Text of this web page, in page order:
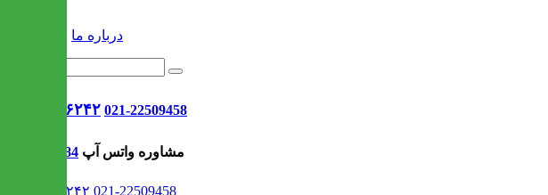
درباره ما
021-۹۱۳۰۶۲۴۲ 021-22509458
09302308484 مشاوره واتس آپ
021-۹۱۳۰۶۲۴۲ 021-22509458